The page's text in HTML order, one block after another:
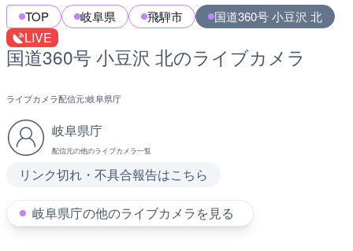
TOP 岐阜県 飛騨市 国道360号 小豆沢 北
LIVE
国道360号 小豆沢 北のライブカメラ
ライブカメラ配信元:岐阜県庁
岐阜県庁
配信元の他のライブカメラ一覧
リンク切れ・不具合報告はこちら
岐阜県庁の他のライブカメラを見る